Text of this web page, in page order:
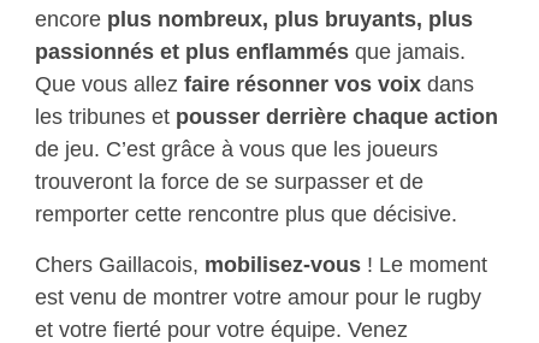
encore plus nombreux, plus bruyants, plus
passionnés et plus enflammésque jamais.
Que vous allez faire résonner vos voixdans
les tribunes et pousser derrière chaque action
de jeu. C’est grâce à vous que les joueurs
trouveront la force de se surpasser et de
remporter cette rencontre plus que décisive.
Chers Gaillacois, mobilisez-vous! Le moment
est venu de montrer votre amour pour le rugby
et votre fierté pour votre équipe. Venez